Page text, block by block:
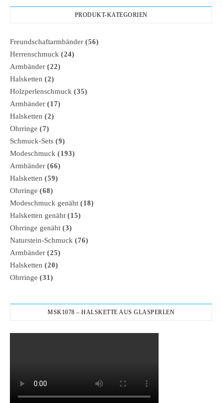
PRODUKT-KATEGORIEN
Freundschaftarmbänder (56)
Herrenschmuck (24)
Armbänder (22)
Halsketten (2)
Holzperlenschmuck (35)
Armbänder (17)
Halsketten (2)
Ohrringe (7)
Schmuck-Sets (9)
Modeschmuck (193)
Armbänder (66)
Halsketten (59)
Ohrringe (68)
Modeschmuck genäht (18)
Halsketten genäht (15)
Ohrringe genäht (3)
Naturstein-Schmuck (76)
Armbänder (25)
Halsketten (20)
Ohrringe (31)
MSK1078 – HALSKETTE AUS GLASPERLEN